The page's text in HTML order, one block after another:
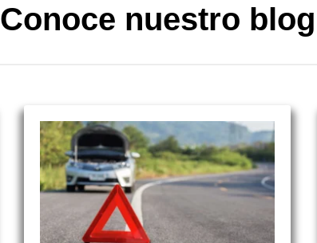
Conoce nuestro blog